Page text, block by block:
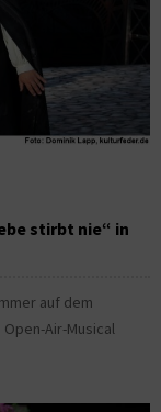
stirbt nie“ in
auf dem
Air-Musical